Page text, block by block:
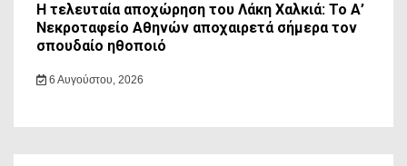
Η τελευταία αποχώρηση του Λάκη Χαλκιά: Το Α’
Νεκροταφείο Αθηνών αποχαιρετά σήμερα τον
σπουδαίο ηθοποιό
6 Αυγούστου, 2026